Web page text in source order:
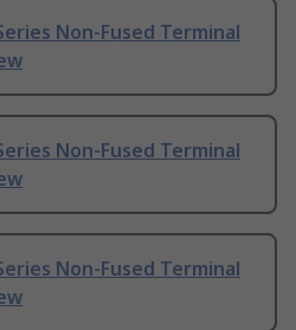
Non-Fused Terminal
Non-Fused Terminal
Non-Fused Terminal